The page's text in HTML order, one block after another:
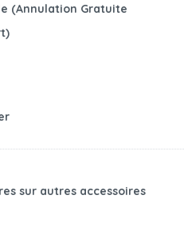
(annulation Gratuite
sur autres accessoires